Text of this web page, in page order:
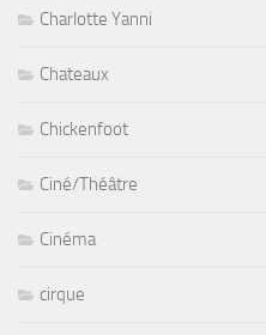
Charlotte Yanni
Chateaux
Chickenfoot
Ciné/Théâtre
Cinéma
cirque